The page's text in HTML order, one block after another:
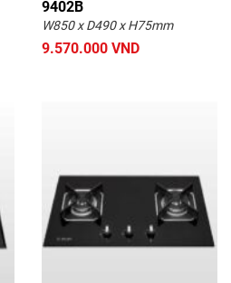
9402B
W850 x D490 x H75mm
9.570.000 VND